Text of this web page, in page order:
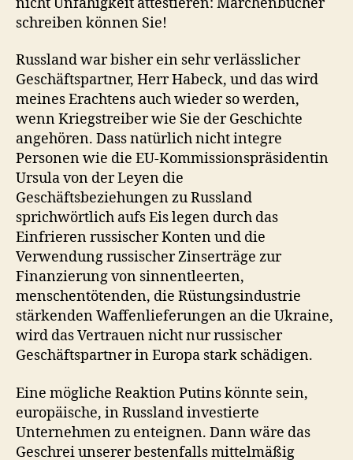
schreiben können Sie!
Russland war bisher ein sehr verlässlicher
Geschäftspartner, Herr Habeck, und das wird
meines Erachtens auch wieder so werden,
wenn Kriegstreiber wie Sie der Geschichte
angehören. Dass natürlich nicht integre
Personen wie die EU-Kommissionspräsidentin
Ursula von der Leyen die
Geschäftsbeziehungen zu Russland
sprichwörtlich aufs Eis legen durch das
Einfrieren russischer Konten und die
Verwendung russischer Zinserträge zur
Finanzierung von sinnentleerten,
menschentötenden, die Rüstungsindustrie
stärkenden Waffenlieferungen an die Ukraine,
wird das Vertrauen nicht nur russischer
Geschäftspartner in Europa stark schädigen.
Eine mögliche Reaktion Putins könnte sein,
europäische, in Russland investierte
Unternehmen zu enteignen. Dann wäre das
Geschrei unserer bestenfalls mittelmäßig